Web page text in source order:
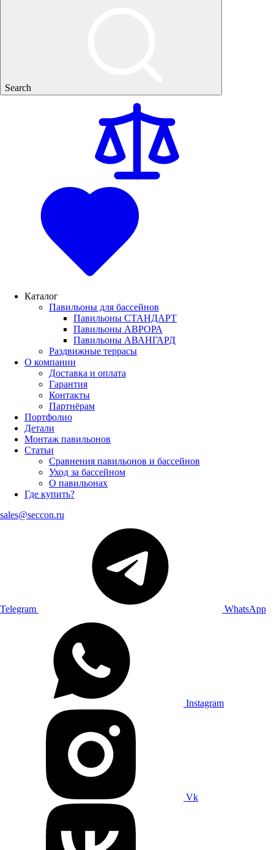
Search
Каталог
Павильоны для бассейнов
Павильоны СТАНДАРТ
Павильоны АВРОРА
Павильоны АВАНГАРД
Раздвижные террасы
О компании
Доставка и оплата
Гарантия
Контакты
Партнёрам
Портфолио
Детали
Монтаж павильонов
Статьи
Сравнения павильонов и бассейнов
Уход за бассейном
О павильонах
Где купить?
sales@seccon.ru
Telegram WhatsApp
Instagram
Vk